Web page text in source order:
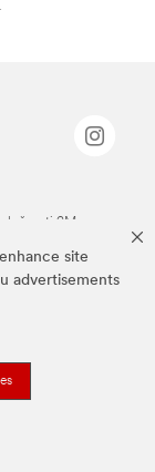
site
advertisements
3M.